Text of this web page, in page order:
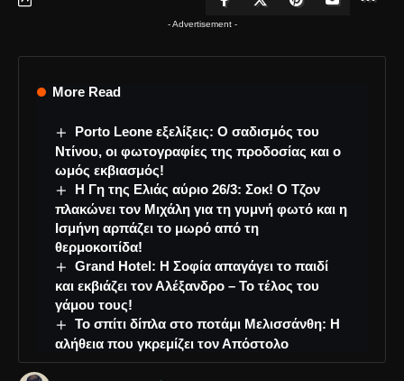
- Advertisement -
More Read
Porto Leone εξελίξεις: Ο σαδισμός του
Ντίνου, οι φωτογραφίες της προδοσίας και ο
ωμός εκβιασμός!
Η Γη της Ελιάς αύριο 26/3: Σοκ! Ο Τζον
πλακώνει τον Μιχάλη για τη γυμνή φωτό και η
Ισμήνη αρπάζει το μωρό από τη
θερμοκοιτίδα!
Grand Hotel: Η Σοφία απαγάγει το παιδί
και εκβιάζει τον Αλέξανδρο – Το τέλος του
γάμου τους!
Το σπίτι δίπλα στο ποτάμι Μελισσάνθη: Η
αλήθεια που γκρεμίζει τον Απόστολο